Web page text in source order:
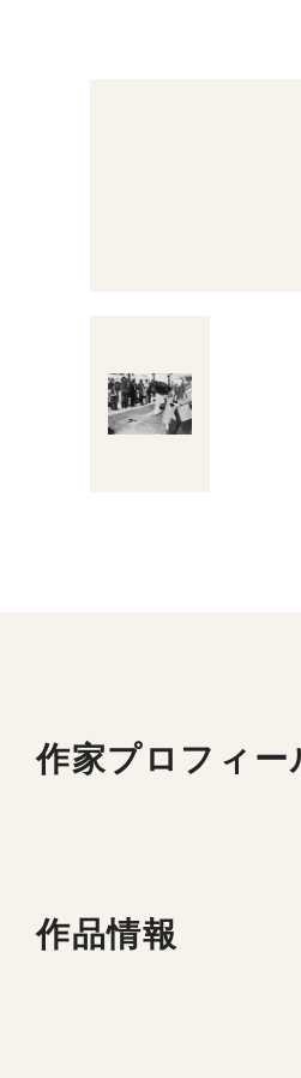
作家プロフィー
作品情報